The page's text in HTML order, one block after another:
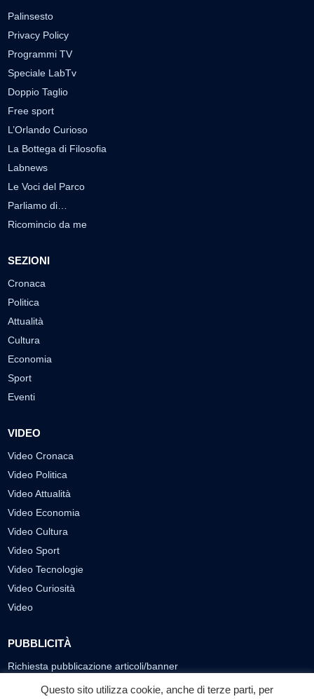
Palinsesto
Privacy Policy
Programmi TV
Speciale LabTv
Doppio Taglio
Free sport
L’Orlando Curioso
La Bottega di Filosofia
Labnews
Le Voci del Parco
Parliamo di…
Ricomincio da me
SEZIONI
Cronaca
Politica
Attualità
Cultura
Economia
Sport
Eventi
VIDEO
Video Cronaca
Video Politica
Video Attualità
Video Economia
Video Cultura
Video Sport
Video Tecnologie
Video Curiosità
Video
PUBBLICITÀ
Richiesta pubblicazione articoli/banner
SEGUICI SUI SOCIAL
Questo sito utilizza cookie, anche di terze parti, per